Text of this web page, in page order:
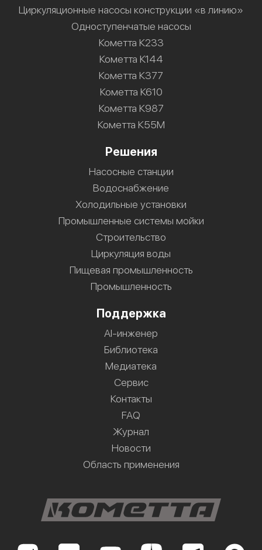
Циркуляционные насосы конструкции «в линию»
Одноступенчатые насосы
Кометта К233
Кометта К144
Кометта К377
Кометта К610
Кометта К987
Кометта К55М
Решения
Насосные станции
Водоснабжение
Холодильные установки
Промышленные системы мойки
Строительство
Циркуляция воды
Пищевая промышленность
Промышленность
Поддержка
AI-инженер
Библиотека
Медиатека
Сервис
Контакты
FAQ
Журнал
Новости
Область применения